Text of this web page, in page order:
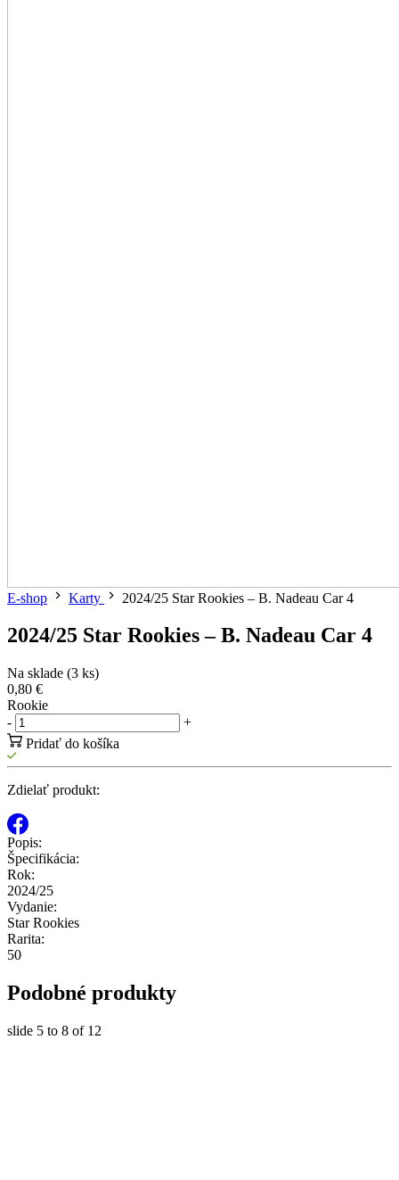
E-shop Karty 2024/25 Star Rookies – B. Nadeau Car 4
2024/25 Star Rookies – B. Nadeau Car 4
Na sklade (3 ks)
0,80 €
Rookie
-
+
Pridať do košíka
Zdielať produkt:
Popis:
Špecifikácia:
Rok:
2024/25
Vydanie:
Star Rookies
Rarita:
50
Podobné produkty
slide 5 to 8 of 12